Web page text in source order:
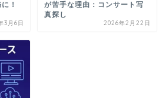
！
3月6日
が苦手な理由：コンサート写
真探し
2026年2月22日